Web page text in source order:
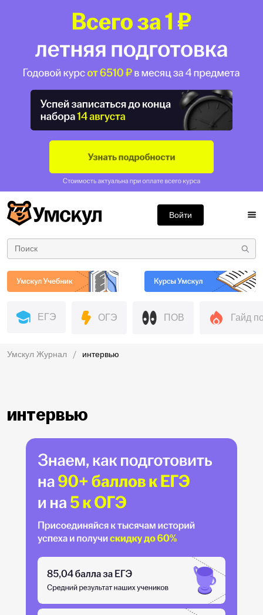
Войти
ЕГЭ ОГЭ ПОВ Гайд
Умскул Журнал интервью
интервью